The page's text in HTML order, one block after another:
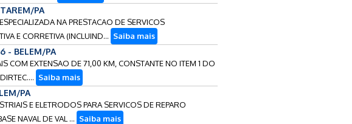
PA
NA PRESTACAO DE SERVICOS
E CORRETIVA (INCLUIND... Saiba mais
- BELEM/PA
COM EXTENSAO DE 71,00 KM, CONSTANTE NO ITEM 1 DO
Saiba mais
PA
E ELETRODOS PARA SERVICOS DE REPARO
NAVAL DE VAL ... Saiba mais